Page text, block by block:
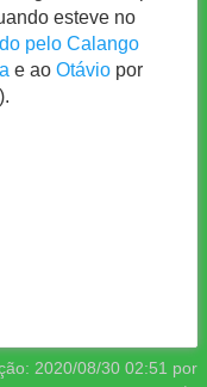
esteve no
pelo Calango
e ao Otávio por
2020/08/30 02:51 por